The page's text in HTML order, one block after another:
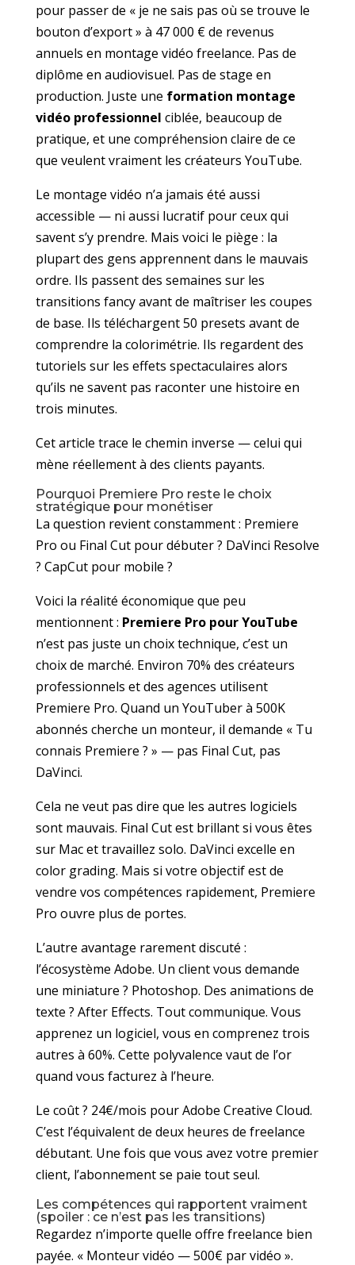
pour passer de « je ne sais pas où se trouve le
bouton d’export » à 47 000 € de revenus
annuels en montage vidéo freelance. Pas de
diplôme en audiovisuel. Pas de stage en
production. Juste une formation montage
vidéo professionnel ciblée, beaucoup de
pratique, et une compréhension claire de ce
que veulent vraiment les créateurs YouTube.
Le montage vidéo n’a jamais été aussi
accessible — ni aussi lucratif pour ceux qui
savent s’y prendre. Mais voici le piège : la
plupart des gens apprennent dans le mauvais
ordre. Ils passent des semaines sur les
transitions fancy avant de maîtriser les coupes
de base. Ils téléchargent 50 presets avant de
comprendre la colorimétrie. Ils regardent des
tutoriels sur les effets spectaculaires alors
qu’ils ne savent pas raconter une histoire en
trois minutes.
Cet article trace le chemin inverse — celui qui
mène réellement à des clients payants.
Pourquoi Premiere Pro reste le choix
stratégique pour monétiser
La question revient constamment : Premiere
Pro ou Final Cut pour débuter ? DaVinci Resolve
? CapCut pour mobile ?
Voici la réalité économique que peu
mentionnent : Premiere Pro pour YouTube
n’est pas juste un choix technique, c’est un
choix de marché. Environ 70% des créateurs
professionnels et des agences utilisent
Premiere Pro. Quand un YouTuber à 500K
abonnés cherche un monteur, il demande « Tu
connais Premiere ? » — pas Final Cut, pas
DaVinci.
Cela ne veut pas dire que les autres logiciels
sont mauvais. Final Cut est brillant si vous êtes
sur Mac et travaillez solo. DaVinci excelle en
color grading. Mais si votre objectif est de
vendre vos compétences rapidement, Premiere
Pro ouvre plus de portes.
L’autre avantage rarement discuté :
l’écosystème Adobe. Un client vous demande
une miniature ? Photoshop. Des animations de
texte ? After Effects. Tout communique. Vous
apprenez un logiciel, vous en comprenez trois
autres à 60%. Cette polyvalence vaut de l’or
quand vous facturez à l’heure.
Le coût ? 24€/mois pour Adobe Creative Cloud.
C’est l’équivalent de deux heures de freelance
débutant. Une fois que vous avez votre premier
client, l’abonnement se paie tout seul.
Les compétences qui rapportent vraiment
(spoiler : ce n’est pas les transitions)
Regardez n’importe quelle offre freelance bien
payée. « Monteur vidéo — 500€ par vidéo ».